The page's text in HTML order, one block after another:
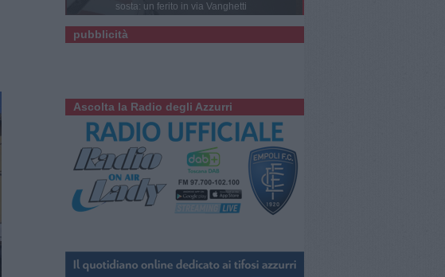
sosta: un ferito in via Vanghetti
pubblicità
Ascolta la Radio degli Azzurri